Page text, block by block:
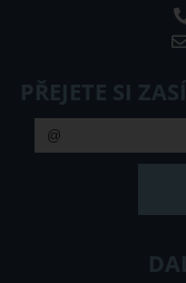
PŘEJETE SI